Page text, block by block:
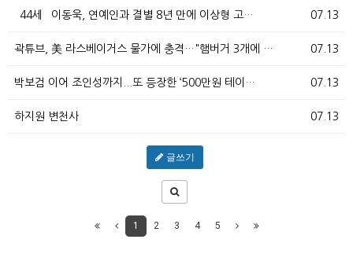
07.13
`44세` 이동욱, 연예인과 결별 8년 만에 이상형 고…
07.13
곽튜브, 美 라스베이거스 물가에 충격…"햄버거 3개에 …
07.13
박보검 이어 조인성까지...또 등장한 ‘500만원 테이…
07.13
하지원 변천사
글쓰기
1 2 3 4 5